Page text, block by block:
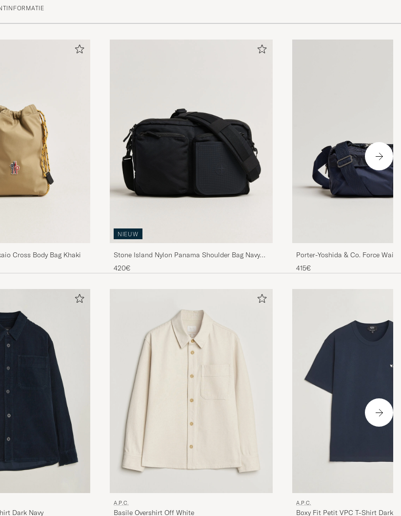
Cross Body Bag Khaki
NIEUW
Stone Island Nylon Panama Shoulder Bag Navy
Blue
420€
Porter-Yoshida & Co. Force
415€
Dark Navy
A.P.C.
Basile Overshirt Off White
A.P.C.
Boxy Fit Petit VPC T-Shirt Dark